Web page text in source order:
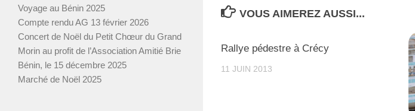
VOUS AIMEREZ AUSSI...
Rallye pédestre à Crécy
11 JUIN 2013
Voyage au Bénin 2025
Compte rendu AG 13 février 2026
Concert de Noël du Petit Chœur du Grand
Morin au profit de l’Association Amitié Brie
Bénin, le 15 décembre 2025
Marché de Noël 2025